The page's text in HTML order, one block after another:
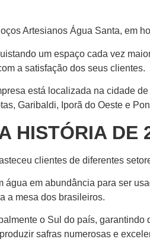
Artesianos Água Santa, em
um espaço cada vez
a satisfação dos seus clientes.
está localizada na cidade
Garibaldi, Iporã do Oeste e
HISTÓRIA DE
clientes de diferentes
água em abundância para ser
a mesa dos brasileiros.
o Sul do país,
safras numerosas e